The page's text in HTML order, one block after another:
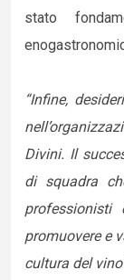
stato
“Infine,
Divini. Il
di squadra
promuovere e
cultura del